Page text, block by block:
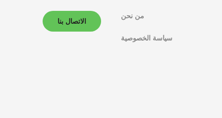
من نحن
سياسة الخصوصية
الاتصال بنا